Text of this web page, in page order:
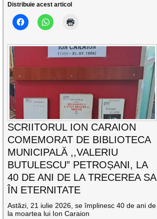
Distribuie acest articol
SCRIITORUL ION CARAION
COMEMORAT DE BIBLIOTECA
MUNICIPALĂ ,,VALERIU
BUTULESCU” PETROȘANI, LA
40 DE ANI DE LA TRECEREA SA
ÎN ETERNITATE
Astăzi, 21 iulie 2026, se împlinesc 40 de ani de
la moartea lui Ion Caraion